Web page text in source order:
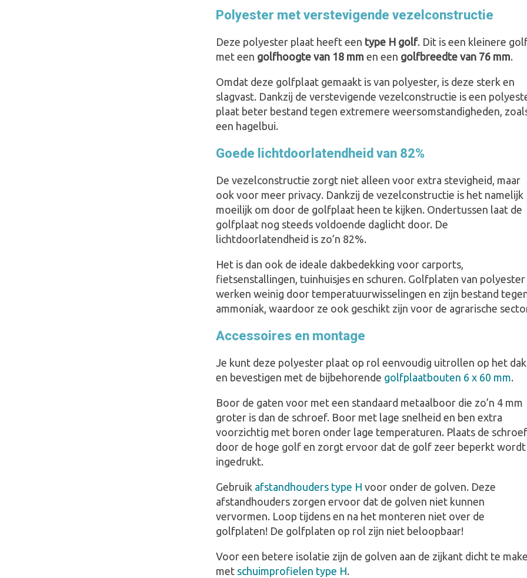
Polyester met verstevigende vezelconstructie
Deze polyester plaat heeft een type H golf. Dit is een kleinere
met een golfhoogte van 18 mm en een golfbreedte van 76 mm.
Omdat deze golfplaat gemaakt is van polyester, is deze sterk en
slagvast. Dankzij de verstevigende vezelconstructie is een
plaat beter bestand tegen extremere weersomstandigheden,
een hagelbui.
Goede lichtdoorlatendheid van 82%
De vezelconstructie zorgt niet alleen voor extra stevigheid, maar
ook voor meer privacy. Dankzij de vezelconstructie is het namelijk
moeilijk om door de golfplaat heen te kijken. Ondertussen laat de
golfplaat nog steeds voldoende daglicht door. De
lichtdoorlatendheid is zo’n 82%.
Het is dan ook de ideale dakbedekking voor carports,
fietsenstallingen, tuinhuisjes en schuren. Golfplaten van polyester
werken weinig door temperatuurwisselingen en zijn bestand
ammoniak, waardoor ze ook geschikt zijn voor de agrarische
Accessoires en montage
Je kunt deze polyester plaat op rol eenvoudig uitrollen op het dak
en bevestigen met de bijbehorende golfplaatbouten 6 x 60 mm.
Boor de gaten voor met een standaard metaalboor die zo’n 4 mm
groter is dan de schroef. Boor met lage snelheid en ben extra
voorzichtig met boren onder lage temperaturen. Plaats de schroef
door de hoge golf en zorgt ervoor dat de golf zeer beperkt wordt
ingedrukt.
Gebruik afstandhouders type H voor onder de golven. Deze
afstandhouders zorgen ervoor dat de golven niet kunnen
vervormen. Loop tijdens en na het monteren niet over de
golfplaten! De golfplaten op rol zijn niet beloopbaar!
Voor een betere isolatie zijn de golven aan de zijkant dicht te
met schuimprofielen type H.